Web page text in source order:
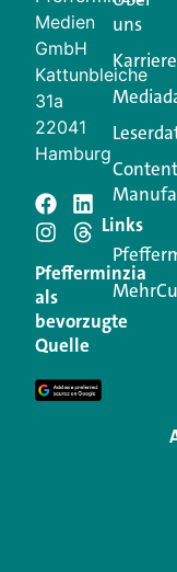
Login.
Jetzt
Ihre E-Mail-
Erforderliche
Kommentar
Medien
GmbH
Kattunbleiche
31a
22041
Hamburg
Pfefferminzia
als
bevorzugte
Quelle
uns
Karriere
Content
Links